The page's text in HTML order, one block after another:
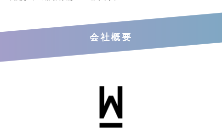
会社概要